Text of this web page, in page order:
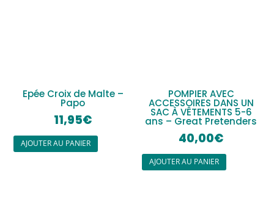
Epée Croix de Malte –
Papo
11,95€
AJOUTER AU PANIER
POMPIER AVEC
ACCESSOIRES DANS UN
SAC À VÊTEMENTS 5-6
ans – Great Pretenders
40,00€
AJOUTER AU PANIER